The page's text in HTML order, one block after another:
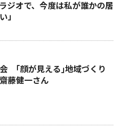
ジオで、今度は私が誰かの居
」
｢顔が見える｣地域づくり
藤健一さん